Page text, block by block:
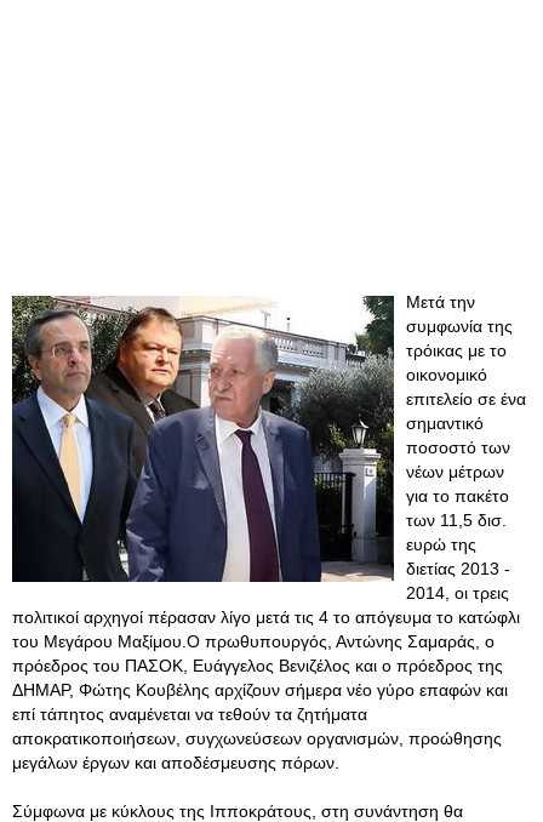
Μετά την
συμφωνία της
τρόικας με το
οικονομικό
επιτελείο σε ένα
σημαντικό
ποσοστό των
νέων μέτρων
για το πακέτο
των 11,5 δισ.
ευρώ της
διετίας 2013 -
2014, οι τρεις
πολιτικοί αρχηγοί πέρασαν λίγο μετά τις 4 το απόγευμα το κατώφλι
του Μεγάρου Μαξίμου.Ο πρωθυπουργός, Αντώνης Σαμαράς, ο
πρόεδρος του ΠΑΣΟΚ, Ευάγγελος Βενιζέλος και ο πρόεδρος της
ΔΗΜΑΡ, Φώτης Κουβέλης αρχίζουν σήμερα νέο γύρο επαφών και
επί τάπητος αναμένεται να τεθούν τα ζητήματα
αποκρατικοποιήσεων, συγχωνεύσεων οργανισμών, προώθησης
μεγάλων έργων και αποδέσμευσης πόρων.
Σύμφωνα με κύκλους της Ιπποκράτους, στη συνάντηση θα